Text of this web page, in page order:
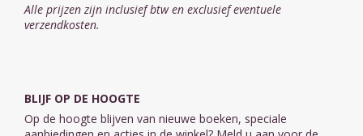
Alle prijzen zijn inclusief btw en exclusief eventuele
verzendkosten.
BLIJF OP DE HOOGTE
Op de hoogte blijven van nieuwe boeken, speciale